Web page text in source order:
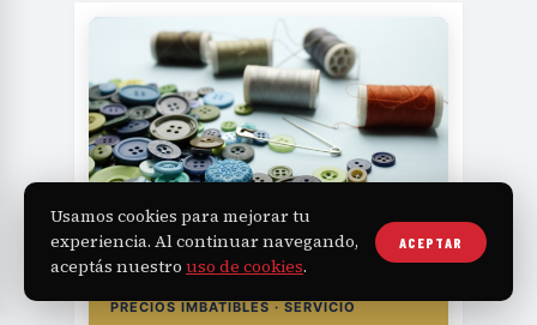
AVALONMERCERÍA
avalonmerceria.es
PRECIOS IMBATIBLES · SERVICIO
Usamos cookies para mejorar tu
experiencia. Al continuar navegando,
aceptás nuestro uso de cookies.
ACEPTAR